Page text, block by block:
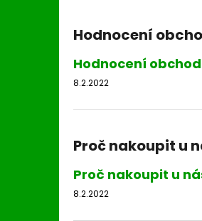
Hodnocení
Hodnocení
8.2.2022
Proč nakoupit u
Proč nakoupit u
8.2.2022